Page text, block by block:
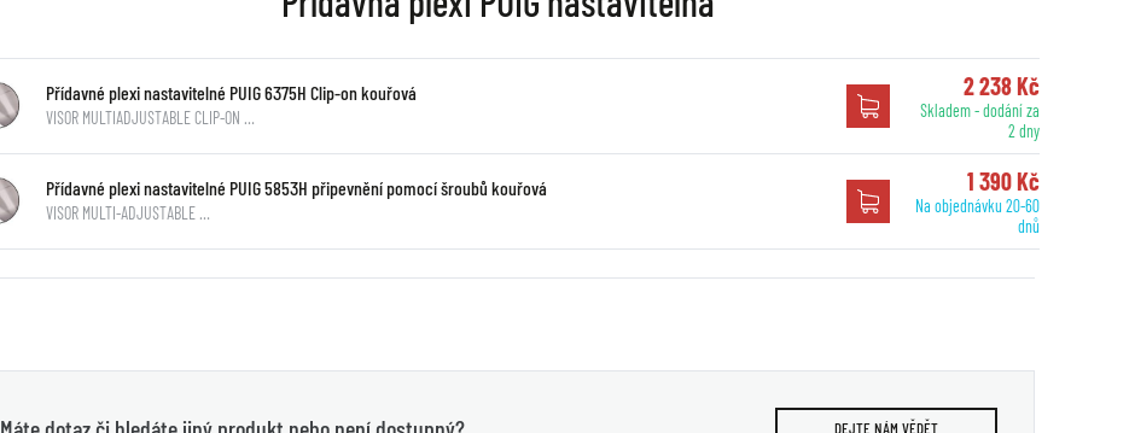
Přídavné plexi nastavitelné PUIG 6375H Clip-on kouřová
VISOR MULTIADJUSTABLE CLIP-ON …
2 238 Kč
Skladem - dodání za
2 dny
Přídavné plexi nastavitelné PUIG 5853H připevnění pomocí šroubů kouřová
VISOR MULTI-ADJUSTABLE …
1 390 Kč
Na objednávku 20-60
dnů
DEJTE NÁM VĚDĚT